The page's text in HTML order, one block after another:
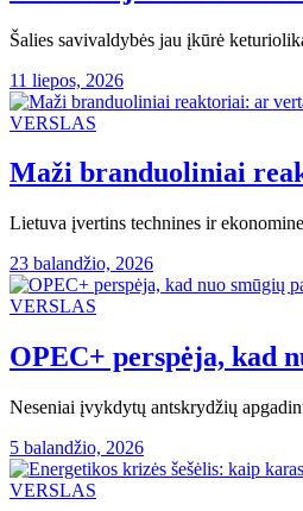
Šalies savivaldybės jau įkūrė
11 liepos, 2026
VERSLAS
Maži branduoliniai
Lietuva įvertins technines ir
23 balandžio, 2026
VERSLAS
OPEC+ perspėja, kad
Neseniai įvykdytų antskrydžių
5 balandžio, 2026
VERSLAS